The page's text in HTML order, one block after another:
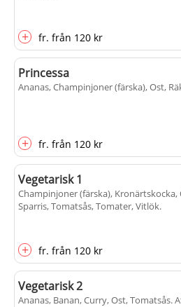
+ fr. från 120 kr
Princessa
Ananas, Champinjoner (färska), Ost,
+ fr. från 120 kr
Vegetarisk 1
Champinjoner (färska),
Sparris, Tomatsås, Tomater, Vitlök.
+ fr. från 120 kr
Vegetarisk 2
Ananas, Banan, Curry, Ost, Tomatsås.